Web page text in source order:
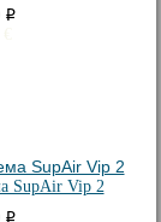
i
SupAir Vip 2